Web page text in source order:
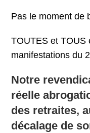
Pas le moment de
TOUTES et TOUS
manifestations du
Notre
réelle
des retraites,
décalage de